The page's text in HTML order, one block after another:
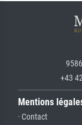
+43
Mentions
· Contact